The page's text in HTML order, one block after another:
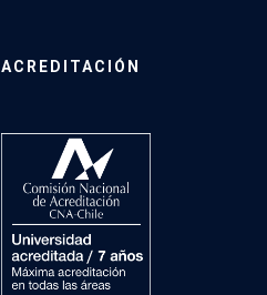
ACREDITACIÓN